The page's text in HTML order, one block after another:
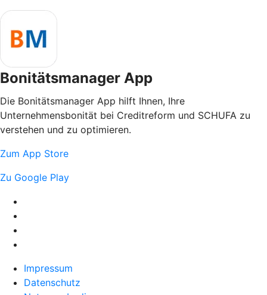
Bonitätsmanager App
Die Bonitätsmanager App hilft Ihnen, Ihre
Unternehmensbonität bei Creditreform und SCHUFA zu
verstehen und zu optimieren.
Zum App Store
Zu Google Play
Impressum
Datenschutz